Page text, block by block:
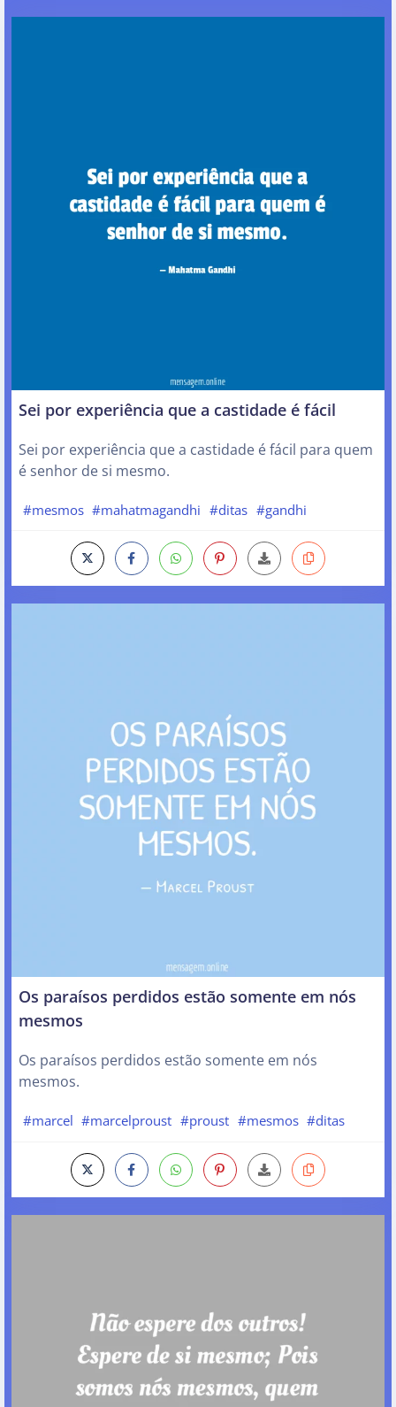
Sei por experiência que a castidade é fácil
Sei por experiência que a castidade é fácil para quem
é senhor de si mesmo.
#mesmos #mahatmagandhi #ditas #gandhi
Os paraísos perdidos estão somente em nós
mesmos
Os paraísos perdidos estão somente em nós
mesmos.
#marcel #marcelproust #proust #mesmos #ditas